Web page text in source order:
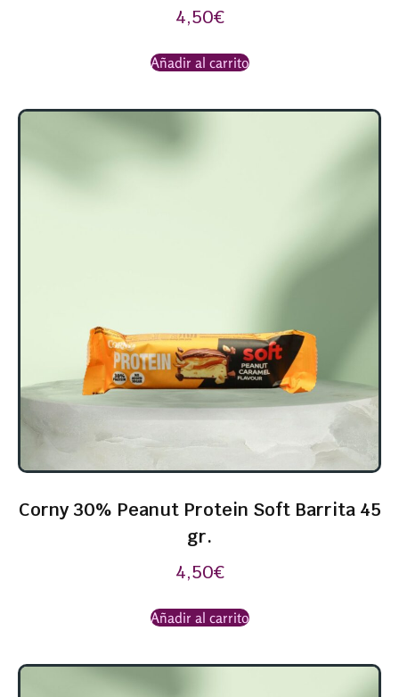
4,50€
Añadir al carrito
Corny 30% Peanut Protein Soft Barrita 45
gr.
4,50€
Añadir al carrito